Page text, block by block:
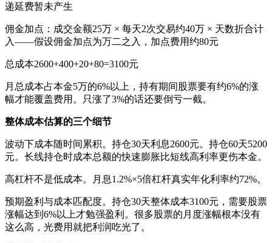
递延费暂未产生
佣金加点：成交金额25万 × 每天2次交易约40万 × 天数折合计
入——假设佣金加点为万二之入，加点费用约80元
总成本2600+400+20+80=3100元
月总成本占本金5万的6%以上，持有期间股票要有约6%的涨
幅才能覆盖费用。只涨了3%的话还要倒亏一截。
整体成本估算的三个细节
波动下成本随时间累积。持仓30天利息2600元。持仓60天5200
元。长线持仓时成本总额的快速膨胀比短线高利率更伤本金。
高杠杆不是低成本。月息1.2%×5倍杠杆真实年化利率约72%。
预期盈利与成本匹配度。持仓30天整体成本3100元，需要股票
涨幅达到6%以上才勉强盈利。很多股票的月度涨幅根本没有
这么高，光费用就把利润吃光了。